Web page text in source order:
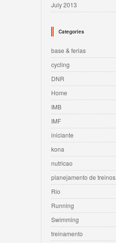
July 2013
Categories
base & ferias
cycling
DNR
Home
IMB
IMF
iniciante
kona
nutricao
planejamento de treinos
Rio
Running
Swimming
treinamento